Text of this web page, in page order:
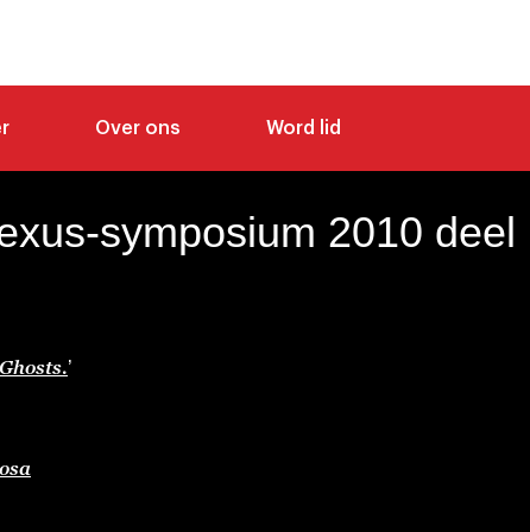
Over ons Word lid
symposium 2010 deel
’